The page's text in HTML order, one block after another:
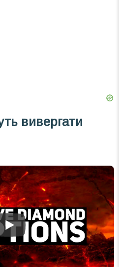
вивергати